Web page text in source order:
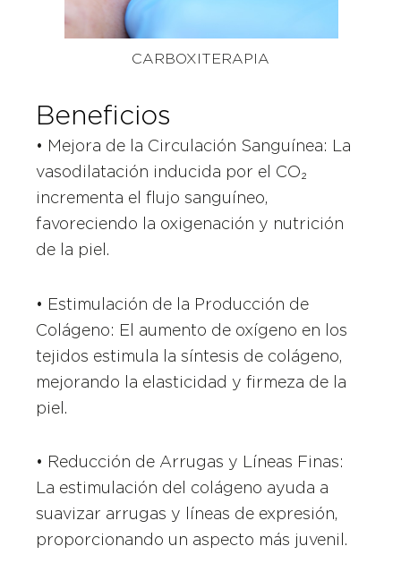
CARBOXITERAPIA
Beneficios
• Mejora de la Circulación Sanguínea: La
vasodilatación inducida por el CO₂
incrementa el flujo sanguíneo,
favoreciendo la oxigenación y nutrición
de la piel.
• Estimulación de la Producción de
Colágeno: El aumento de oxígeno en los
tejidos estimula la síntesis de colágeno,
mejorando la elasticidad y firmeza de la
piel.
• Reducción de Arrugas y Líneas Finas:
La estimulación del colágeno ayuda a
suavizar arrugas y líneas de expresión,
proporcionando un aspecto más juvenil.